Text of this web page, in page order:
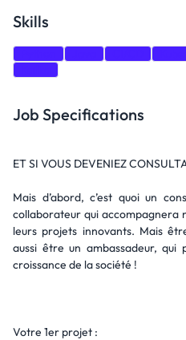
Skills
Job Specifications
ET SI VOUS DEVENIEZ
Mais d’abord, c’est quoi un
collaborateur qui accompagnera
leurs projets innovants. Mais
aussi être un ambassadeur,
croissance de la société !
Votre 1er projet :